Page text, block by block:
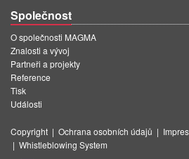
Společnost
O společnosti MAGMA
Znalosti a vývoj
Partneři a projekty
Reference
Tisk
Události
Copyright | Ochrana osobních údajů |
| Whistleblowing System